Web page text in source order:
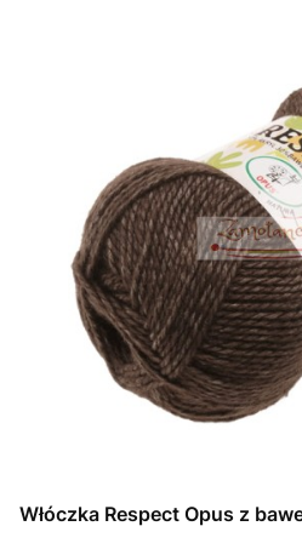
Włóczka Respect Opus z